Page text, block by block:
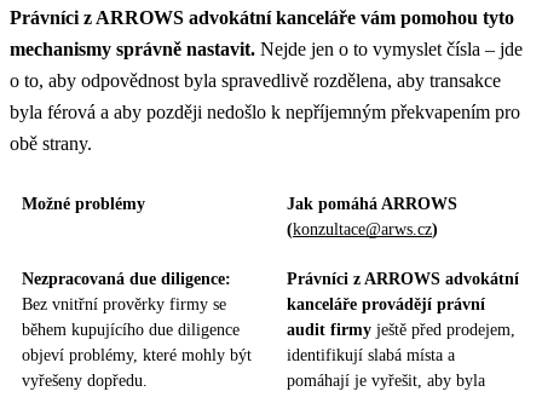
Právníci z ARROWS advokátní kanceláře vám pomohou tyto
mechanismy správně nastavit. Nejde jen o to vymyslet čísla – jde
o to, aby odpovědnost byla spravedlivě rozdělena, aby transakce
byla férová a aby později nedošlo k nepříjemným překvapením pro
obě strany.
Možné problémy
Jak pomáhá ARROWS
(konzultace@arws.cz)
Nezpracovaná due diligence:
Bez vnitřní prověrky firmy se
během kupujícího due diligence
objeví problémy, které mohly být
vyřešeny dopředu.
Právníci z ARROWS advokátní
kanceláře provádějí právní
audit firmy ještě před prodejem,
identifikují slabá místa a
pomáhají je vyřešit, aby byla